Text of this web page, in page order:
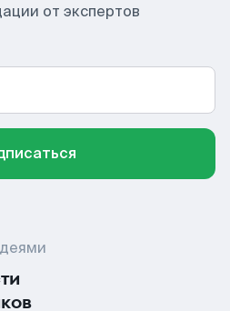
от экспертов